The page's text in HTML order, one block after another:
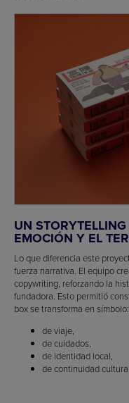
UN
EMOCIÓN Y EL
Lo que diferencia este
fuerza narrativa. El equipo
copywriting, reforzando la
fundadora. Esto permitió
box se transforma en símbolo:
de viaje,
de cuidados,
de identidad local,
de continuidad